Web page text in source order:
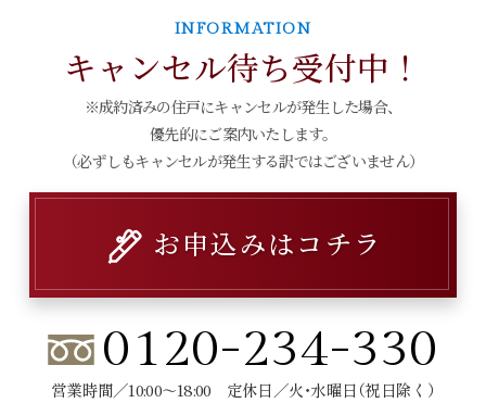
INFORMATION
キャンセル待ち受付中！
※成約済みの住戸にキャンセルが発生した場合、
優先的にご案内いたします。
（必ずしもキャンセルが発生する訳ではございません）
お申込みはコチラ
0120-234-330
営業時間／10:00～18:00 定休日／火・水曜日（祝日除く）